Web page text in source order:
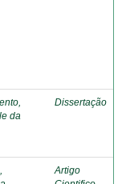
da
Dissertação
Artigo